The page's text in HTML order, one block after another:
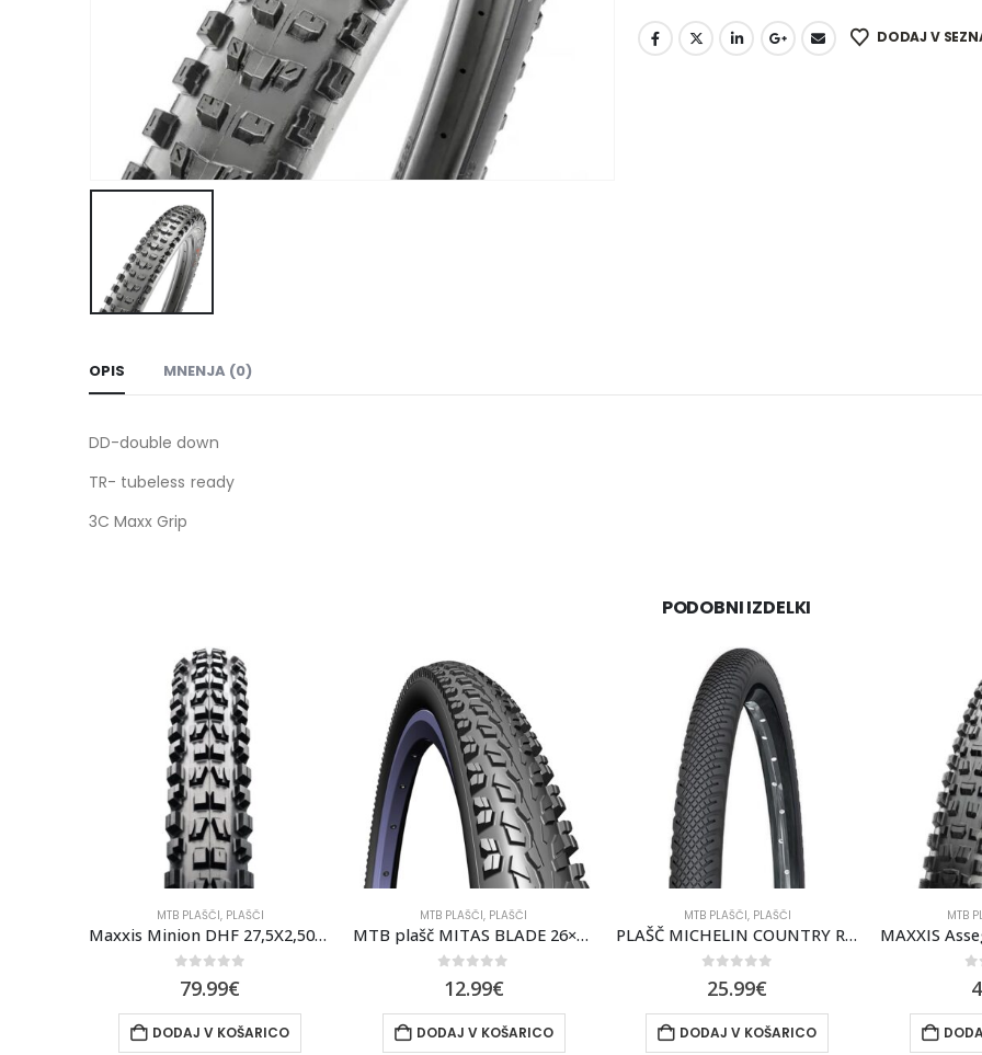
DODAJ V
OPIS MNENJA (0)
DD-double down
TR- tubeless ready
3C Maxx Grip
PODOBNI IZDELKI
MTB PLAŠČI, PLAŠČI
MTB plašč MITAS BLADE 26×1.90
12.99€
DODAJ V KOŠARICO
MTB PLAŠČI, PLAŠČI
PLAŠČ MICHELIN COUNTRY ROCK T 27.5X1.75
25.99€
DODAJ V KOŠARICO
MTB PLAŠČI, PLAŠČI
MAXXIS Assegai 29×2,50 WT EXO/TR
49.99€
DODAJ V KOŠARICO
MTB